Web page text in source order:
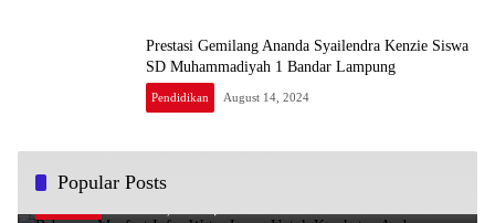
Prestasi Gemilang Ananda Syailendra Kenzie Siswa
SD Muhammadiyah 1 Bandar Lampung
Pendidikan August 14, 2024
Popular Posts
1
Anda